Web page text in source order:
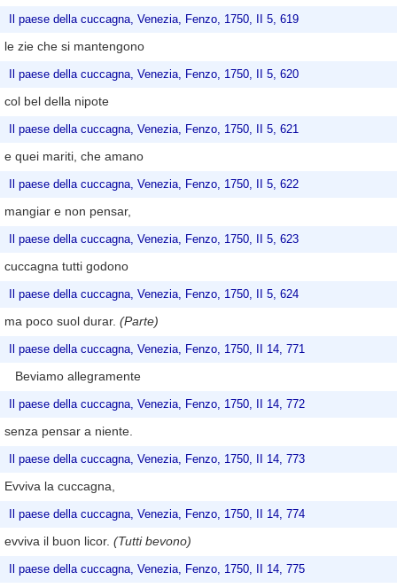
Il paese della cuccagna, Venezia, Fenzo, 1750, II 5, 619
le zie che si mantengono
Il paese della cuccagna, Venezia, Fenzo, 1750, II 5, 620
col bel della nipote
Il paese della cuccagna, Venezia, Fenzo, 1750, II 5, 621
e quei mariti, che amano
Il paese della cuccagna, Venezia, Fenzo, 1750, II 5, 622
mangiar e non pensar,
Il paese della cuccagna, Venezia, Fenzo, 1750, II 5, 623
cuccagna tutti godono
Il paese della cuccagna, Venezia, Fenzo, 1750, II 5, 624
ma poco suol durar. (Parte)
Il paese della cuccagna, Venezia, Fenzo, 1750, II 14, 771
Beviamo allegramente
Il paese della cuccagna, Venezia, Fenzo, 1750, II 14, 772
senza pensar a niente.
Il paese della cuccagna, Venezia, Fenzo, 1750, II 14, 773
Evviva la cuccagna,
Il paese della cuccagna, Venezia, Fenzo, 1750, II 14, 774
evviva il buon licor. (Tutti bevono)
Il paese della cuccagna, Venezia, Fenzo, 1750, II 14, 775